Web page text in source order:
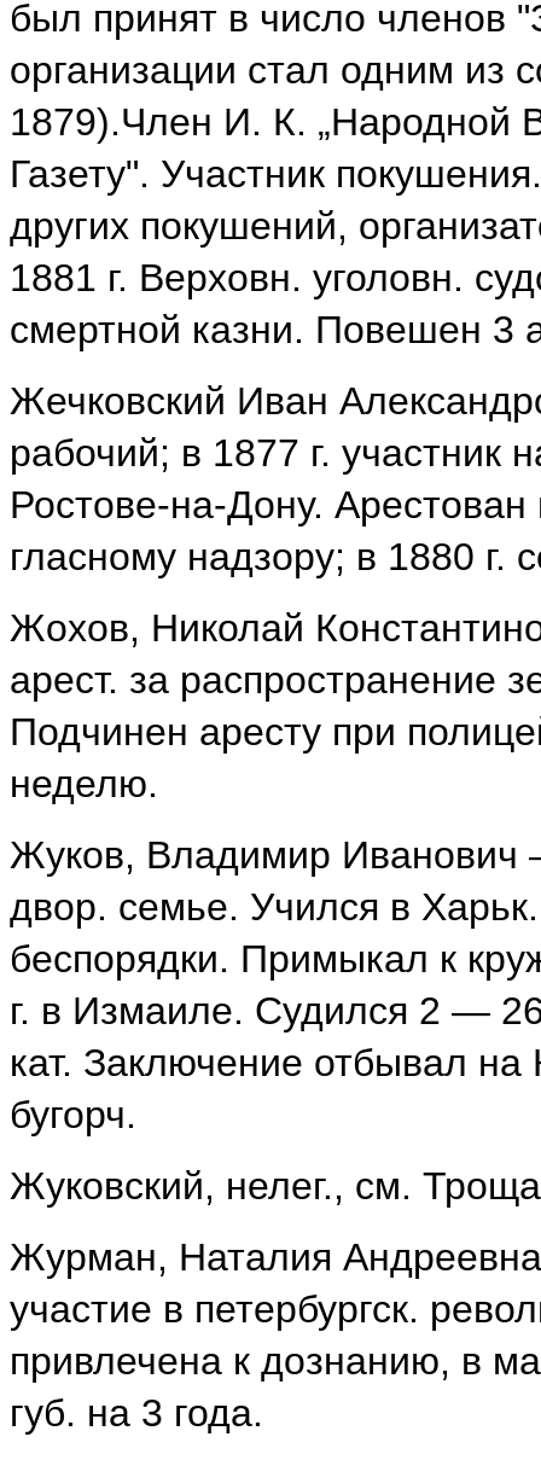
был принят в число членов
организации стал одним из
1879).Член И. К. „Народной
Газету". Участник
других покушений,
1881 г. Верховн. уголовн.
смертной казни. Повешен 3
Жечковский Иван
рабочий; в 1877 г. участник
Ростове-на-Дону. Арестован
гласному надзору; в 1880 г.
Жохов, Николай
арест. за распространение
Подчинен аресту при
неделю.
Жуков, Владимир Иванович
двор. семье. Учился в
беспорядки. Примыкал к
г. в Измаиле. Судился 2 —
кат. Заключение отбывал
бугорч.
Жуковский, нелег., см.
Журман, Наталия
участие в петербургск.
привлечена к дознанию, в
губ. на 3 года.